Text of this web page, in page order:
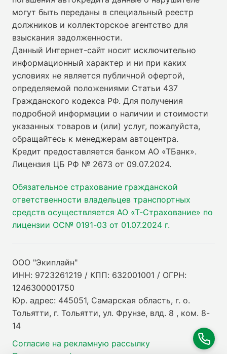
могут быть переданы в специальный реестр
должников и коллекторское агентство для
взыскания задолженности.
Данный Интернет-сайт носит исключительно
информационный характер и ни при каких
условиях не является публичной офертой,
определяемой положениями Статьи 437
Гражданского кодекса РФ. Для получения
подробной информации о наличии и стоимости
указанных товаров и (или) услуг, пожалуйста,
обращайтесь к менеджерам автоцентра.
Кредит предоставляется банком АО «ТБанк».
Лицензия ЦБ РФ № 2673 от 09.07.2024.
Обязательное страхование гражданской
ответственности владельцев транспортных
средств осуществляется АО «Т-Страхование» по
лицензии ОС№ 0191-03 от 01.07.2024 г.
ООО "Экиплайн"
ИНН: 9723261219 / КПП: 632001001 / ОГРН:
1246300001750
Юр. адрес: 445051, Самарская область, г. о.
Тольятти, г. Тольятти, ул. Фрунзе, влд. 8 , ком. 8-
14
Согласие на рекламную рассылку